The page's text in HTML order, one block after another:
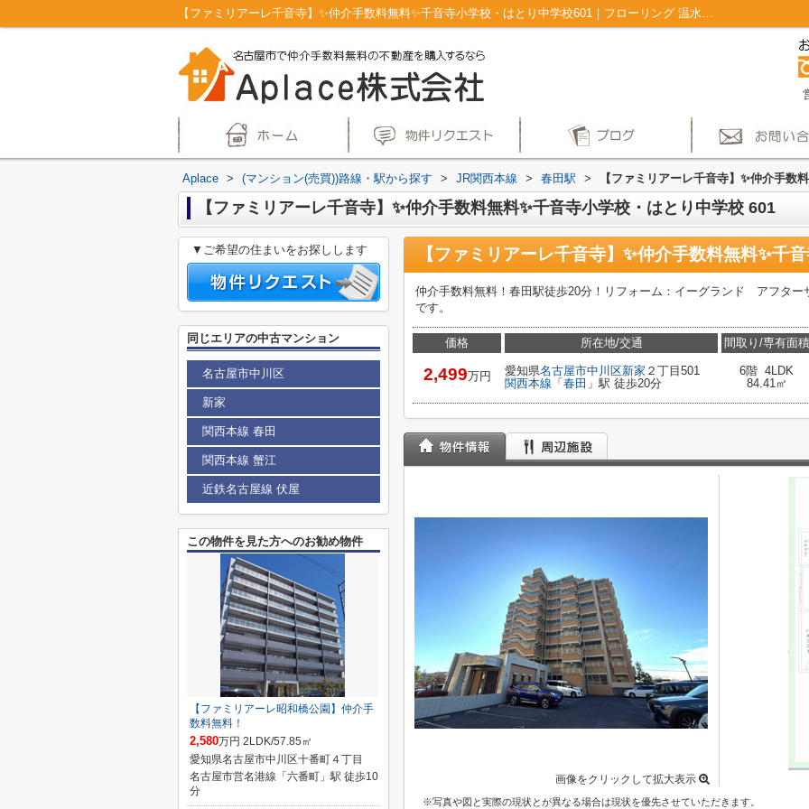
【ファミリアーレ千音寺】✨️仲介手数料無料✨️千音寺小学校・はとり中学校601｜フローリング 温水洗浄便座 システムキッチン リフォーム 食器洗乾燥機｜仲介手数料無料！名古屋市で新築戸建てを探すならAplace
Aplace > (マンション(売買))路線・駅から探す > JR関西本線 > 春田駅 > 【ファミリアーレ千音寺】✨️仲介手数
【ファミリアーレ千音寺】✨️仲介手数料無料✨️千音寺小学校・はとり中学校 601
【ファミリアーレ千音寺】✨️仲介手数料無料✨️千
仲介手数料無料！春田駅徒歩20分！リフォーム：イーグランド アフター
です。
価格
2,499万円
所在地/交通
愛知県名古屋市中川区新家 ２丁目501
関西本線 「 春田 」駅 徒歩20分
間取り/専有面積
6階 4LDK
84.41㎡
画像をクリックして拡大表示
※写真や図と実際の現状とが異なる場合は現状を優先させていただきます。
▼ご希望の住まいをお探しします
同じエリアの中古マンション
名古屋市中川区
新家
関西本線 春田
関西本線 蟹江
近鉄名古屋線 伏屋
この物件を見た方へのお勧め物件
【ファミリアーレ昭和橋公園】仲介手
数料無料！
2,580万円 2LDK/57.85㎡
愛知県名古屋市中川区十番町４丁目
名古屋市営名港線「六番町」駅 徒歩10
分